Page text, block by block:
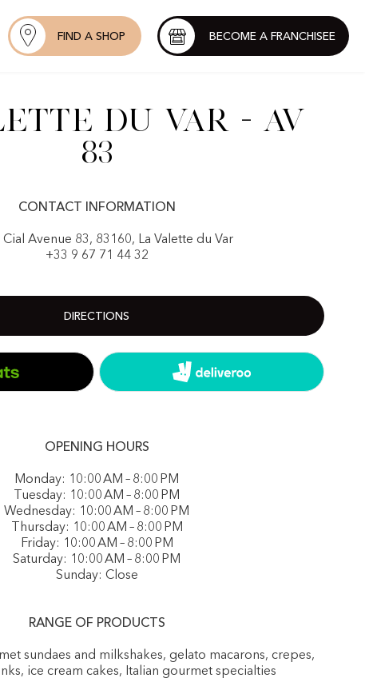
FIND A SHOP BECOME A FRANCHISEE
du Var - Av
83
CONTACT INFORMATION
Avenue 83, 83160, La Valette du Var
+33 9 67 71 44 32
DIRECTIONS
OPENING HOURS
Monday: 10:00 AM – 8:00 PM
Tuesday: 10:00 AM – 8:00 PM
Wednesday: 10:00 AM – 8:00 PM
Thursday: 10:00 AM – 8:00 PM
Friday: 10:00 AM – 8:00 PM
Saturday: 10:00 AM – 8:00 PM
Sunday: Close
RANGE OF PRODUCTS
sundaes and milkshakes, gelato macarons, crepes,
ice cream cakes, Italian gourmet specialties